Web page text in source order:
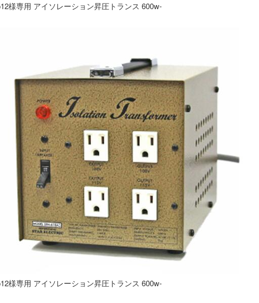
様専用 アイソレーション昇圧トランス 600w-
様専用 アイソレーション昇圧トランス 600w-